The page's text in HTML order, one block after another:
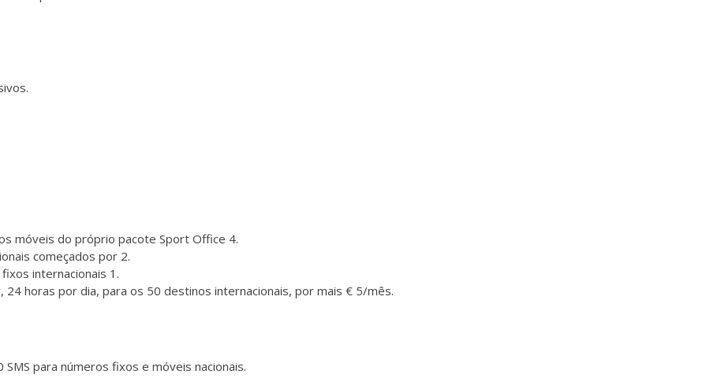
móveis do próprio pacote Sport Office 4.
começados por 2.
internacionais 1.
horas por dia, para os 50 destinos internacionais, por mais € 5/mês.
para números fixos e móveis nacionais.